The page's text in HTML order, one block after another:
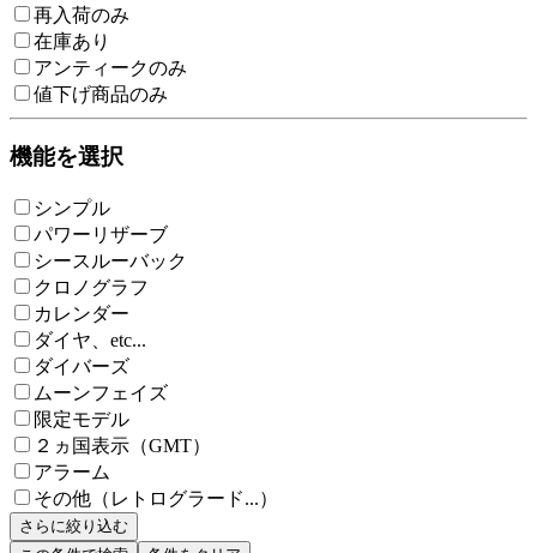
再入荷のみ
在庫あり
アンティークのみ
値下げ商品のみ
機能を選択
シンプル
パワーリザーブ
シースルーバック
クロノグラフ
カレンダー
ダイヤ、etc...
ダイバーズ
ムーンフェイズ
限定モデル
２ヵ国表示（GMT）
アラーム
その他（レトログラード...）
さらに絞り込む